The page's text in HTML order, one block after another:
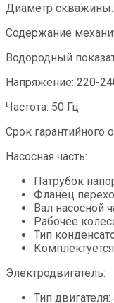
Диаметр
Содержание
Водородный
Нaпряжение: 220-
Частота: 50 Гц
Срок гарантийного
Насосная часть:
Патрубок
Фланец
Вал насосной
Рабочее
Тип
Электродвигатель:
Тип